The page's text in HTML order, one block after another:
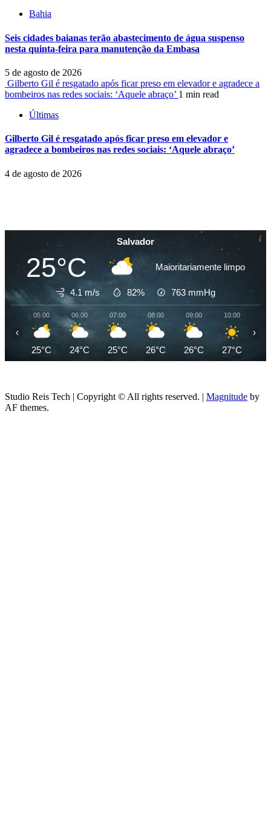
Bahia
Seis cidades baianas terão abastecimento de água suspenso
nesta quinta-feira para manutenção da Embasa
5 de agosto de 2026
Gilberto Gil é resgatado após ficar preso em elevador e agradece a
bombeiros nas redes sociais: ‘Aquele abraço’ 1 min read
Últimas
Gilberto Gil é resgatado após ficar preso em elevador e
agradece a bombeiros nas redes sociais: ‘Aquele abraço’
4 de agosto de 2026
Salvador
25°C Maioritariamente limpo
4.1 m/s 82% 763 mmHg
05:00
25°C
06:00
24°C
07:00
25°C
08:00
26°C
09:00
26°C
10:00
27°C
‹ ›
Studio Reis Tech | Copyright © All rights reserved. | Magnitude by
AF themes.